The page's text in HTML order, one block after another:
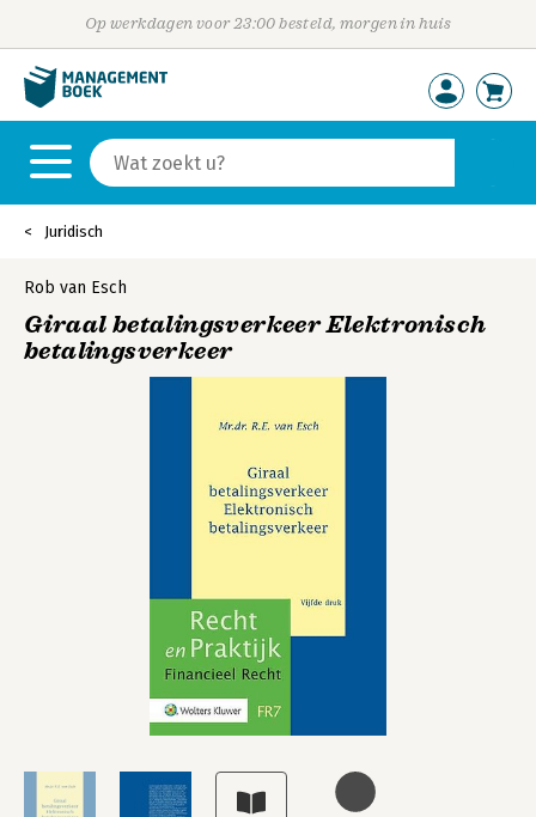
Op werkdagen voor 23:00 besteld, morgen in huis
Juridisch
Rob van Esch
Giraal betalingsverkeer Elektronisch
betalingsverkeer